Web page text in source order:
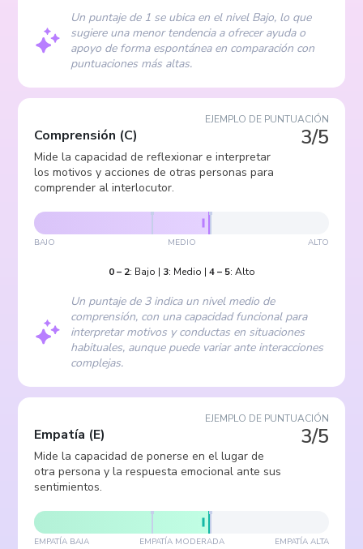
Un puntaje de 1 se ubica en el nivel Bajo, lo que
sugiere una menor tendencia a ofrecer ayuda o
apoyo de forma espontánea en comparación con
puntuaciones más altas.
EJEMPLO DE PUNTUACIÓN
3/5
Comprensión (C)
Mide la capacidad de reflexionar e interpretar
los motivos y acciones de otras personas para
comprender al interlocutor.
BAJO MEDIO ALTO
0– 2: Bajo | 3: Medio | 4– 5: Alto
Un puntaje de 3 indica un nivel medio de
comprensión, con una capacidad funcional para
interpretar motivos y conductas en situaciones
habituales, aunque puede variar ante interacciones
complejas.
EJEMPLO DE PUNTUACIÓN
3/5
Empatía (E)
Mide la capacidad de ponerse en el lugar de
otra persona y la respuesta emocional ante sus
sentimientos.
EMPATÍA BAJA EMPATÍA MODERADA EMPATÍA ALTA